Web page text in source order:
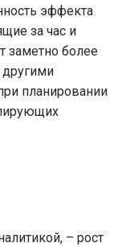
эффекта
за час и
заметно более
планировании
– рост